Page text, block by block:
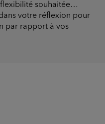
souhaitée…
votre réflexion pour
par rapport à vos